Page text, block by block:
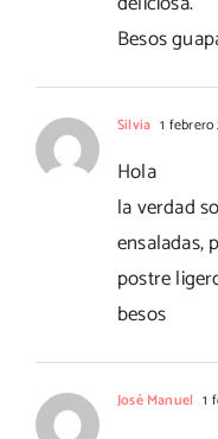
Besos
Silvia 1 febrero
Hola
la verdad
ensaladas,
postre
besos
José Manuel 1